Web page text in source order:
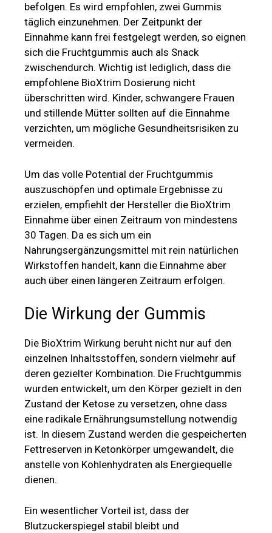
und stillende Mütter sollten auf die Einnahme
verzichten, um mögliche Gesundheitsrisiken zu
vermeiden.
Um das volle Potential der Fruchtgummis
auszuschöpfen und optimale Ergebnisse zu
erzielen, empfiehlt der Hersteller die BioXtrim
Einnahme über einen Zeitraum von mindestens
30 Tagen. Da es sich um ein
Nahrungsergänzungsmittel mit rein natürlichen
auch über einen längeren Zeitraum erfolgen.
Die Wirkung der Gummis
Die BioXtrim Wirkung beruht nicht nur auf den
einzelnen Inhaltsstoffen, sondern vielmehr auf
deren gezielter Kombination. Die Fruchtgummis
wurden entwickelt, um den Körper gezielt in den
eine radikale Ernährungsumstellung notwendig
Fettreserven in Ketonkörper umgewandelt, die
anstelle von Kohlenhydraten als Energiequelle
dienen.
Ein wesentlicher Vorteil ist, dass der
Blutzuckerspiegel stabil bleibt und
Heißhungerattacken vermieden werden. Darüber
hinaus kann der Wirkmechanismus dazu
beitragen, auch hartnäckige Fettdepots und
Problemzonen abzubauen. Die BioXtrim Wirkung
ausgerichtet und soll eine unerwünschte
Gewichtszunahme nach Beendigung der